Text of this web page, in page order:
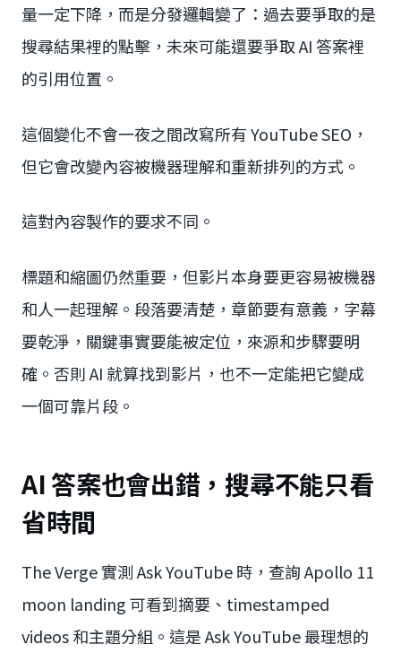
量一定下降，而是分發邏輯變了：過去要爭取的是
搜尋結果裡的點擊，未來可能還要爭取 AI 答案裡
的引用位置。
這個變化不會一夜之間改寫所有 YouTube SEO，
但它會改變內容被機器理解和重新排列的方式。
這對內容製作的要求不同。
標題和縮圖仍然重要，但影片本身要更容易被機器
和人一起理解。段落要清楚，章節要有意義，字幕
要乾淨，關鍵事實要能被定位，來源和步驟要明
確。否則 AI 就算找到影片，也不一定能把它變成
一個可靠片段。
AI 答案也會出錯，搜尋不能只看
省時間
The Verge 實測 Ask YouTube 時，查詢 Apollo 11
moon landing 可看到摘要、timestamped
videos 和主題分組。這是 Ask YouTube 最理想的